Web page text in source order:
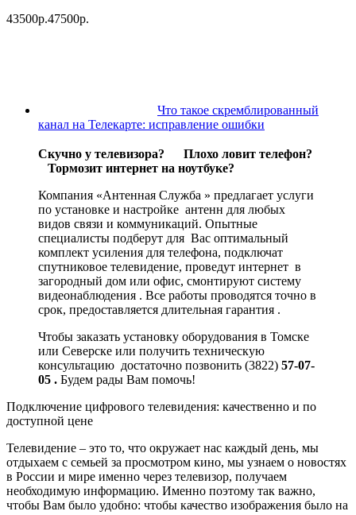
43500р.47500р.
Что такое скремблированный
канал на Телекарте: исправление ошибки
Скучно у телевизора? Плохо ловит телефон?
Тормозит интернет на ноутбуке?
Компания «Антенная Служба » предлагает услуги
по установке и настройке антенн для любых
видов связи и коммуникаций. Опытные
специалисты подберут для Вас оптимальный
комплект усиления для телефона, подключат
спутниковое телевидение, проведут интернет в
загородный дом или офис, смонтируют систему
видеонаблюдения . Все работы проводятся точно в
срок, предоставляется длительная гарантия .
Чтобы заказать установку оборудования в Томске
или Северске или получить техническую
консультацию достаточно позвонить (3822) 57-07-
05 . Будем рады Вам помочь!
Подключение цифрового телевидения: качественно и по
доступной цене
Телевидение – это то, что окружает нас каждый день, мы
отдыхаем с семьей за просмотром кино, мы узнаем о новостях
в России и мире именно через телевизор, получаем
необходимую информацию. Именно поэтому так важно,
чтобы Вам было удобно: чтобы качество изображения было на